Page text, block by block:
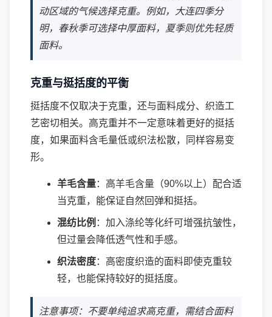
动区域的气候选择克重。例如，大连四季分
明，春秋季可选择中厚面料，夏季则优先轻质
面料。
克重与挺括度的平衡
挺括度不仅取决于克重，还与面料成分、织造工
艺密切相关。高克重并不一定意味着更好的挺括
度，如果面料含毛量低或织法松散，同样容易变
形。
羊毛含量：高羊毛含量（90%以上）配合适
当克重，能保证自然回弹和挺括。
混纺比例 ：加入涤纶等化纤可增强抗皱性，
但过量会降低透气性和手感。
织法密度：高密度织造的面料即使克重较
轻，也能保持较好的挺括度。
注意事项：不要单纯追求高克重，需结合面料